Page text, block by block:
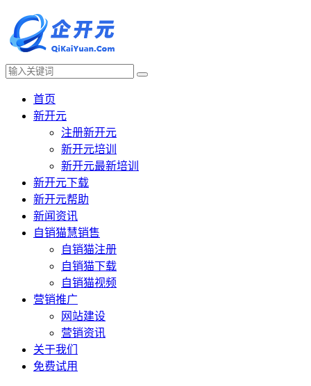
首页
新开元
注册新开元
新开元培训
新开元最新培训
新开元下载
新开元帮助
新闻资讯
自销猫慧销售
自销猫注册
自销猫下载
自销猫视频
营销推广
网站建设
营销资讯
关于我们
免费试用